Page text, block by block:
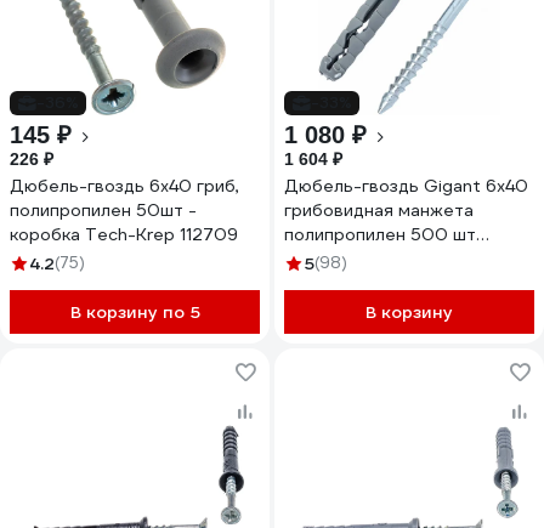
145 ₽
226 ₽
Дюбель-гвоздь 6х40 гриб,
полипропилен 50шт -
коробка Tech-Krep 112709
4.2(75)
В корзину по 5
1 080 ₽
1 604 ₽
Дюбель-гвоздь Gigant 6x40
грибовидная манжета
полипропилен 500 шт
123854
5(98)
В корзину